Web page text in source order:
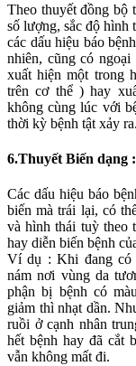
Theo thuyết đồng bộ
số lượng, sắc độ hình
các dấu hiệu báo
nhiên, cũng có
xuất hiện một trong
trên cơ thể ) hay
không cùng lúc với
thời kỳ bệnh tật xảy ra.
6.Thuyết Biến dạng :
Các dấu hiệu báo
biến mà trái lại, có
và hình thái tuỳ theo
hay diễn biến bệnh
Ví dụ : Khi đang có
nám nơi vùng da
phận bị bệnh có
giảm thì nhạt dần.
ruồi ở cạnh nhân
hết bệnh hay đã cắt
vẫn không mất đi.